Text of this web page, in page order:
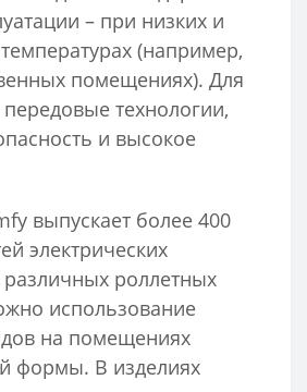
– при низких и
(например,
помещениях). Для
передовые технологии,
и высокое
выпускает более 400
электрических
роллетных
использование
на помещениях
формы. В изделиях